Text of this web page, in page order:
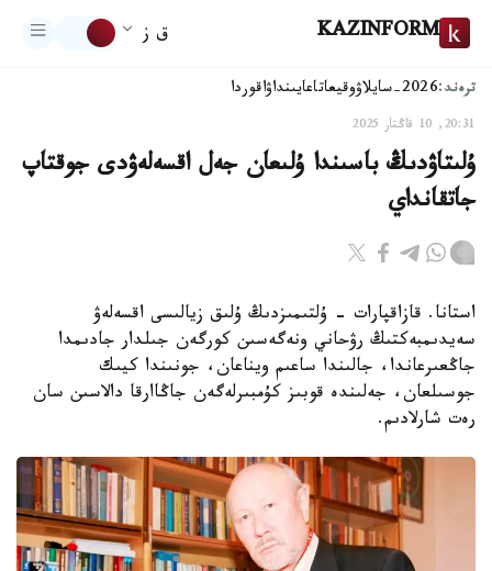
KAZINFORM ق ز
ترەند:2026-سايلاۋ وقيعاتاعايىنداۋاقوردا
20:31, 10 قاڭتار 2025
ۇلىتاۋدىڭ باسىندا ۇلىعان جەل اقسەلەۋدى جوقتاپ
جاتقانداي
استانا. قازاقپارات - ۇلتىمىزدىڭ ۇلىق زيالىسى اقسەلەۋ
سەيدىمبەكتىڭ رۋحاني ونەگەسىن كورگەن جىلدار جادىمدا
جاڭعىرعاندا، جالىندا ساعىم ويناعان، جونىندا كيىك
جوسىلعان، جەلىندە قوبىز كۇمبىرلەگەن جاڭاارقا دالاسىن سان
رەت شارلادىم.